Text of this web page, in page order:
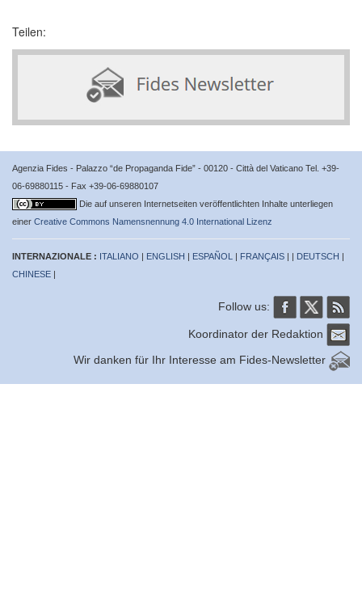
Teilen:
Agenzia Fides - Palazzo “de Propaganda Fide” - 00120 - Città del Vaticano Tel. +39-
06-69880115 - Fax +39-06-69880107
Die auf unseren Internetseiten veröffentlichten Inhalte unterliegen
einer Creative Commons Namensnennung 4.0 International Lizenz
INTERNAZIONALE : ITALIANO | ENGLISH | ESPAÑOL | FRANÇAIS | | DEUTSCH |
CHINESE |
Follow us:
Koordinator der Redaktion
Wir danken für Ihr Interesse am Fides-Newsletter